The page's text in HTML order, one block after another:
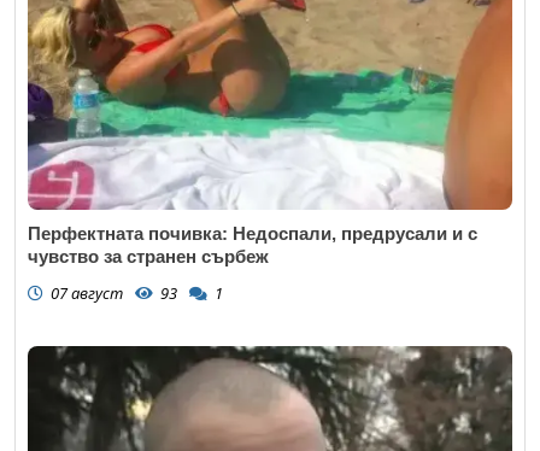
Перфектната почивка: Недоспали, предрусали и с
чувство за странен сърбеж
07 август 93 1